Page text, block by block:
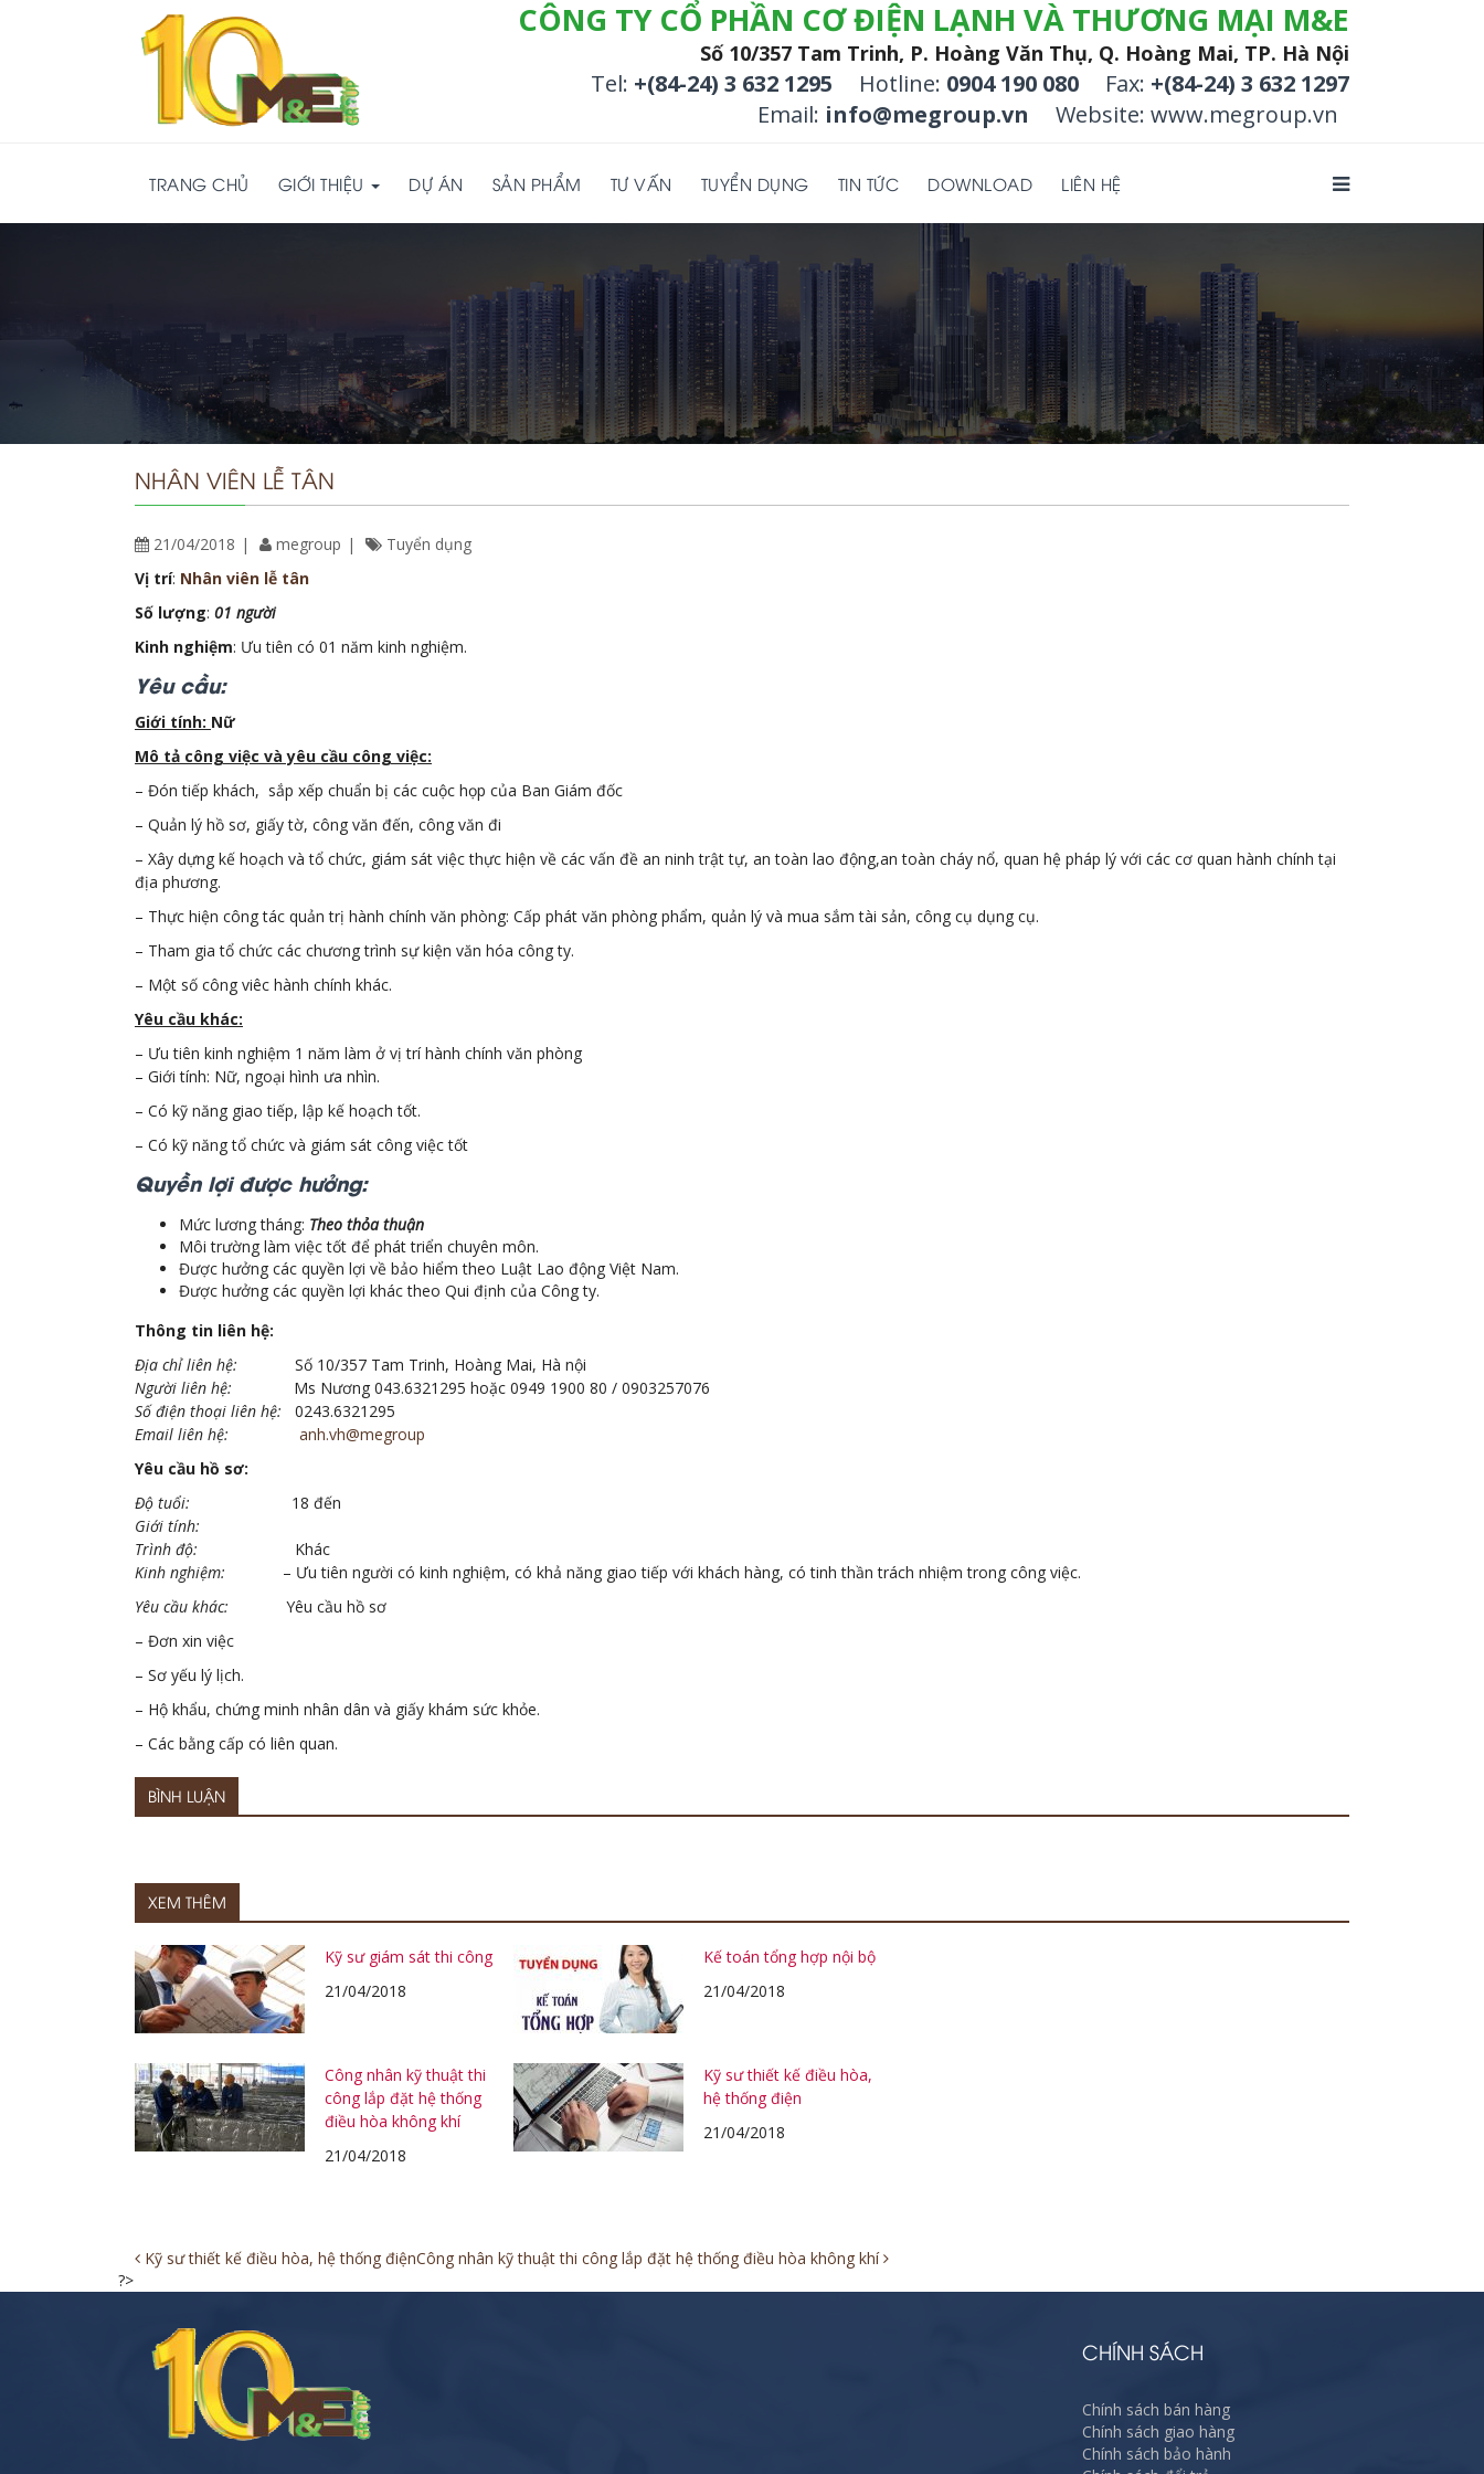
CÔNG TY CỔ PHẦN CƠ ĐIỆN LẠNH VÀ THƯƠNG MẠI M&E
Số 10/357 Tam Trinh, P. Hoàng Văn Thụ, Q. Hoàng Mai, TP. Hà Nội
Tel: +(84-24) 3 632 1295 Hotline: 0904 190 080 Fax: +(84-24) 3 632 1297
Email: info@megroup.vn Website: www.megroup.vn
TRANG CHỦ GIỚI THIỆU DỰ ÁN SẢN PHẨM TƯ VẤN TUYỂN DỤNG TIN TỨC DOWNLOAD LIÊN HỆ
NHÂN VIÊN LỄ TÂN
21/04/2018 megroup
Tuyển dụng
Vị trí: Nhân viên lễ tân
Số lượng: 01 người
Kinh nghiệm: Ưu tiên có 01 năm kinh nghiệm.
Yêu cầu:
Giới tính: Nữ
Mô tả công việc và yêu cầu công việc:
– Đón tiếp khách, sắp xếp chuẩn bị các cuộc họp của Ban Giám đốc
– Quản lý hồ sơ, giấy tờ, công văn đến, công văn đi
– Xây dựng kế hoạch và tổ chức, giám sát việc thực hiện về các vấn đề an ninh trật tự, an toàn lao động,an toàn cháy nổ, quan hệ pháp lý với các cơ quan hành chính tại
địa phương.
– Thực hiện công tác quản trị hành chính văn phòng: Cấp phát văn phòng phẩm, quản lý và mua sắm tài sản, công cụ dụng cụ.
– Tham gia tổ chức các chương trình sự kiện văn hóa công ty.
– Một số công viêc hành chính khác.
Yêu cầu khác:
– Ưu tiên kinh nghiệm 1 năm làm ở vị trí hành chính văn phòng
– Giới tính: Nữ, ngoại hình ưa nhìn.
– Có kỹ năng giao tiếp, lập kế hoạch tốt.
– Có kỹ năng tổ chức và giám sát công việc tốt
Quyền lợi được hưởng:
Mức lương tháng: Theo thỏa thuận
Môi trường làm việc tốt để phát triển chuyên môn.
Được hưởng các quyền lợi về bảo hiểm theo Luật Lao động Việt Nam.
Được hưởng các quyền lợi khác theo Qui định của Công ty.
Thông tin liên hệ:
Địa chỉ liên hệ: Số 10/357 Tam Trinh, Hoàng Mai, Hà nội
Người liên hệ: Ms Nương 043.6321295 hoặc 0949 1900 80 / 0903257076
Số điện thoại liên hệ: 0243.6321295
Email liên hệ:
anh.vh@megroup
Yêu cầu hồ sơ:
Độ tuổi: 18 đến
Giới tính:
Trình độ: Khác
Kinh nghiệm: – Ưu tiên người có kinh nghiệm, có khả năng giao tiếp với khách hàng, có tinh thần trách nhiệm trong công việc.
Yêu cầu khác: Yêu cầu hồ sơ
– Đơn xin việc
– Sơ yếu lý lịch.
– Hộ khẩu, chứng minh nhân dân và giấy khám sức khỏe.
– Các bằng cấp có liên quan.
BÌNH LUẬN
XEM THÊM
Kỹ sư giám sát thi công
21/04/2018
Kế toán tổng hợp nội bộ
21/04/2018
Công nhân kỹ thuật thi
công lắp đặt hệ thống
điều hòa không khí
21/04/2018
Kỹ sư thiết kế điều hòa,
hệ thống điện
21/04/2018
Post
navigation
Kỹ sư thiết kế điều hòa, hệ thống điệnCông nhân kỹ thuật thi công lắp đặt hệ thống điều hòa không khí
?>
CHÍNH SÁCH
Chính sách bán hàng
Chính sách giao hàng
Chính sách bảo hành